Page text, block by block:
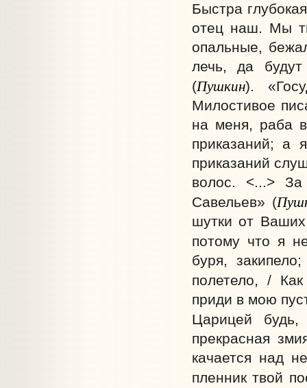
Быстра
отец наш. Мы
опальные,
лечь, да
(Пушкин).
Милостивое
на меня, раба
приказаний; а
приказаний
волос. <...>
Савельев» (
шутки от
потому что я
буря,
полетело, /
приди в мою
Царицей
прекрасная
качается над
пленник твой